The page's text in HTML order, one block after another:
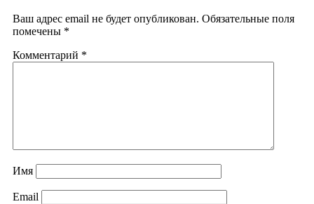
Ваш адрес email не будет опубликован. Обязательные поля
помечены *
Комментарий *
Имя
Email